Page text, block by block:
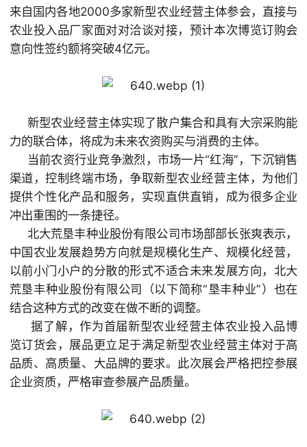
来自国内各地2000多家新型农业经营主体参会，直接与
农业投入品厂家面对对洽谈对接，预计本次博览订购会
意向性签约额将突破4亿元。
新型农业经营主体实现了散户集合和具有大宗采购能
力的联合体，将成为未来农资购买与消费的主体。
当前农资行业竞争激烈，市场一片“红海”，下沉销售
渠道，控制终端市场，争取新型农业经营主体，为他们
提供个性化产品和服务，实现直供直销，成为很多企业
冲出重围的一条捷径。
北大荒垦丰种业股份有限公司市场部部长张爽表示，
中国农业发展趋势方向就是规模化生产、规模化经营，
以前小门小户的分散的形式不适合未来发展方向，北大
荒垦丰种业股份有限公司（以下简称“垦丰种业”）也在
结合这种方式的改变在做不断的调整。
据了解，作为首届新型农业经营主体农业投入品博
览订货会，展品更立足于满足新型农业经营主体对于高
品质、高质量、大品牌的要求。此次展会严格把控参展
企业资质，严格审查参展产品质量。